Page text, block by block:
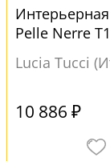
Pelle Nerre
Lucia Tucci
10 886 ₽